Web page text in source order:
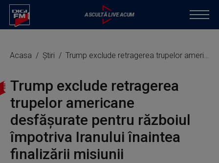
Acasa Știri Trump exclude retragerea trupelor americane desfășurate pentru războiul împotriva Iranului înaintea finalizării misiunii
Trump exclude retragerea
trupelor americane
desfășurate pentru războiul
împotriva Iranului înaintea
finalizării misiunii